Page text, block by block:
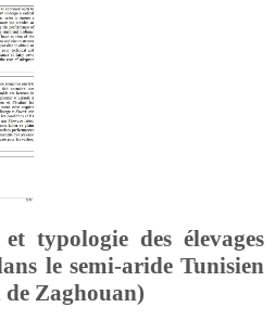
typologie des élevages
le semi-aride Tunisien
de Zaghouan)